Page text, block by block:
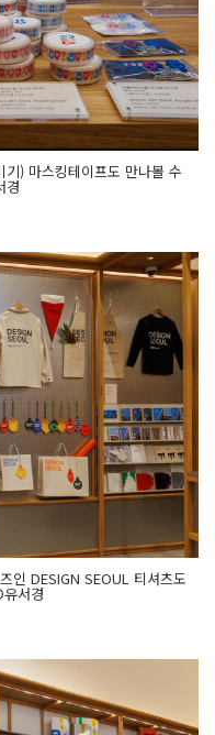
) 마스킹테이프도 만나볼 수
경
인 DESIGN SEOUL 티셔츠도
서경